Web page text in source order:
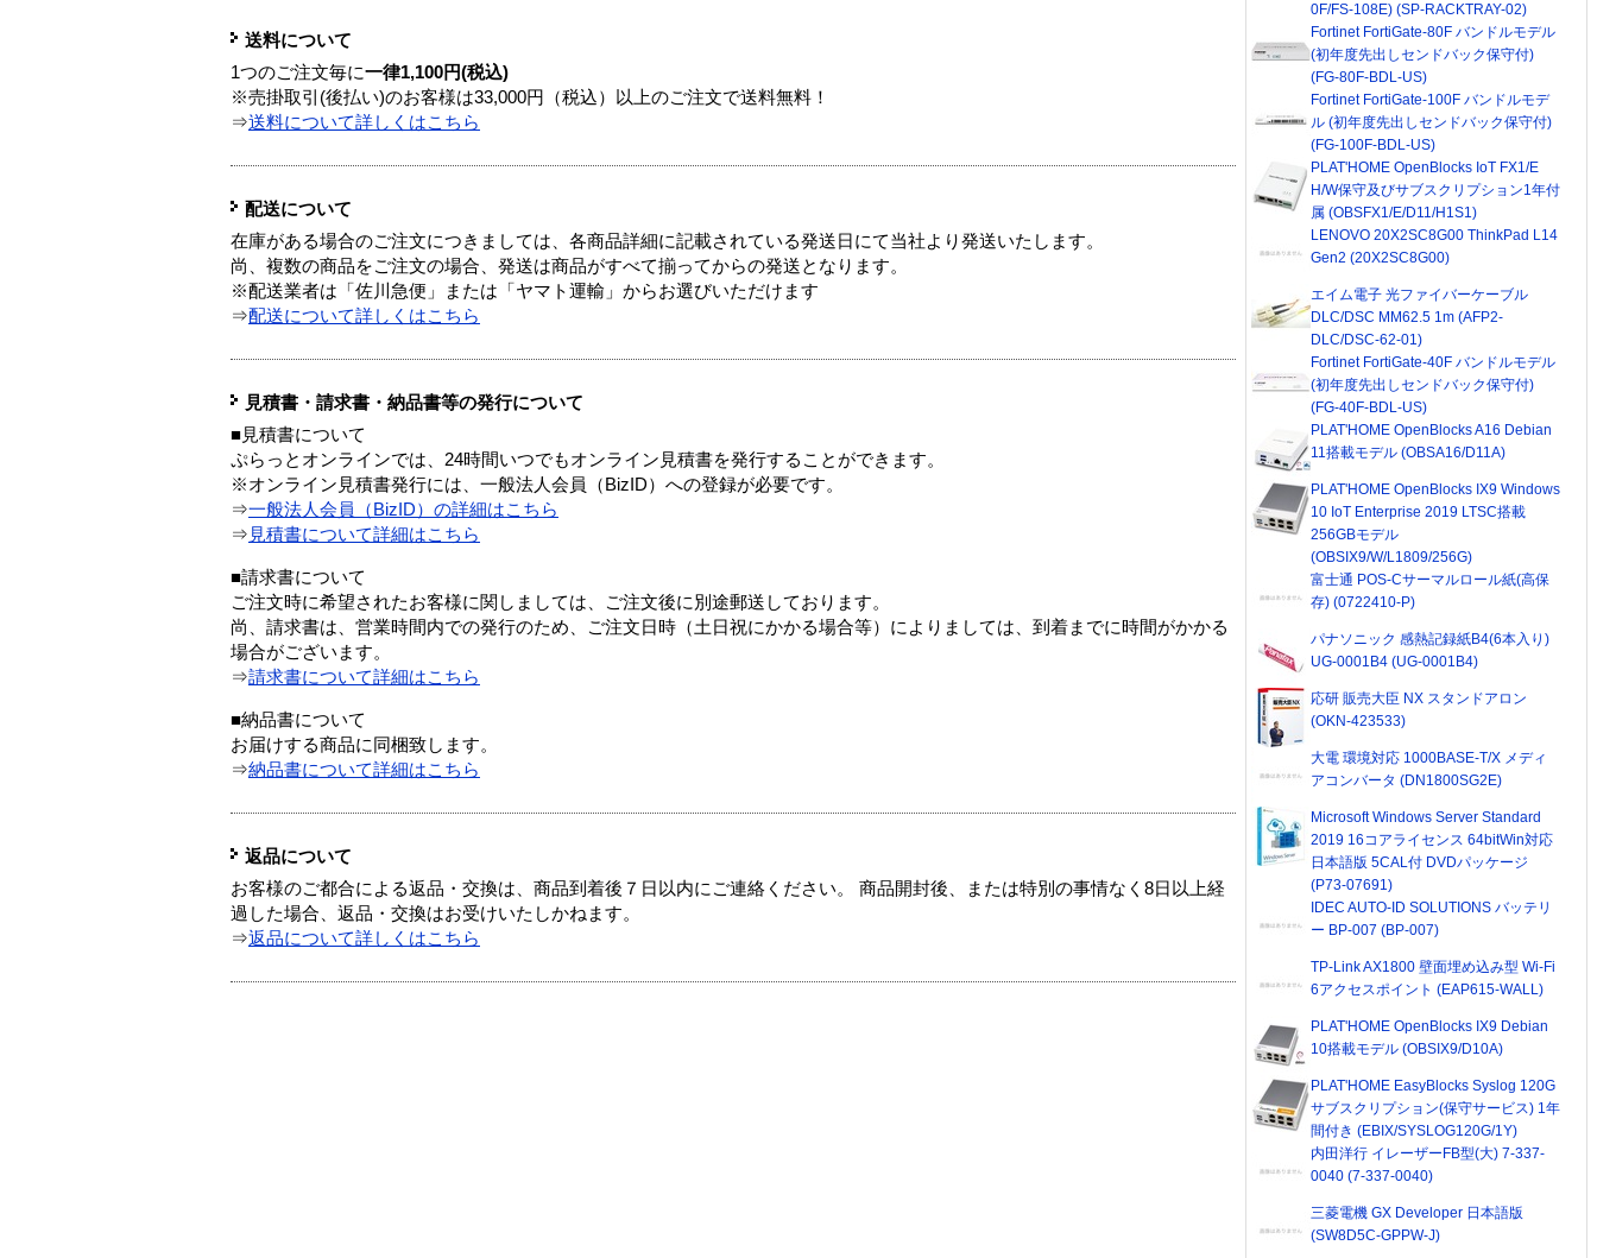
送料について
1つのご注文毎に一律1,100円(税込)
※売掛取引(後払い)のお客様は33,000円（税込）以上のご注文で送料無料！
⇒送料について詳しくはこちら
配送について
在庫がある場合のご注文につきましては、各商品詳細に記載されている発送日にて当社より発送いたします。
尚、複数の商品をご注文の場合、発送は商品がすべて揃ってからの発送となります。
※配送業者は「佐川急便」または「ヤマト運輸」からお選びいただけます
⇒配送について詳しくはこちら
見積書・請求書・納品書等の発行について
■見積書について
ぷらっとオンラインでは、24時間いつでもオンライン見積書を発行することができます。
※オンライン見積書発行には、一般法人会員（BizID）への登録が必要です。
⇒一般法人会員（BizID）の詳細はこちら
⇒ 見積書について詳細はこちら
■請求書について
ご注文時に希望されたお客様に関しましては、ご注文後に別途郵送しております。
尚、請求書は、営業時間内での発行のため、ご注文日時（土日祝にかかる場合等）によりましては、到着までに時間がかかる
場合がございます。
⇒請求書について詳細はこちら
■納品書について
お届けする商品に同梱致します。
⇒納品書について詳細はこちら
返品について
お客様のご都合による返品・交換は、商品到着後７日以内にご連絡ください。 商品開封後、または特別の事情なく8日以上経
過した場合、返品・交換はお受けいたしかねます。
⇒返品について詳しくはこちら
0F/FS-108E) (SP-RACKTRAY-02)
Fortinet FortiGate-80F バンドルモデル
(初年度先出しセンドバック保守付)
(FG-80F-BDL-US)
Fortinet FortiGate-100F バンドルモデ
ル (初年度先出しセンドバック保守付)
(FG-100F-BDL-US)
PLAT'HOME OpenBlocks IoT FX1/E
H/W保守及びサブスクリプション1年付
属 (OBSFX1/E/D11/H1S1)
LENOVO 20X2SC8G00 ThinkPad L14
Gen2 (20X2SC8G00)
エイム電子 光ファイバーケーブル
DLC/DSC MM62.5 1m (AFP2-
DLC/DSC-62-01)
Fortinet FortiGate-40F バンドルモデル
(初年度先出しセンドバック保守付)
(FG-40F-BDL-US)
PLAT'HOME OpenBlocks A16 Debian
11搭載モデル (OBSA16/D11A)
PLAT'HOME OpenBlocks IX9 Windows
10 IoT Enterprise 2019 LTSC搭載
256GBモデル
(OBSIX9/W/L1809/256G)
富士通 POS-Cサーマルロール紙(高保
存) (0722410-P)
パナソニック 感熱記録紙B4(6本入り)
UG-0001B4 (UG-0001B4)
応研 販売大臣 NX スタンドアロン
(OKN-423533)
大電 環境対応 1000BASE-T/X メディ
アコンバータ (DN1800SG2E)
Microsoft Windows Server Standard
2019 16コアライセンス 64bitWin対応
日本語版 5CAL付 DVDパッケージ
(P73-07691)
IDEC AUTO-ID SOLUTIONS バッテリ
ー BP-007 (BP-007)
TP-Link AX1800 壁面埋め込み型 Wi-Fi
6アクセスポイント (EAP615-WALL)
PLAT'HOME OpenBlocks IX9 Debian
10搭載モデル (OBSIX9/D10A)
PLAT'HOME EasyBlocks Syslog 120G
サブスクリプション(保守サービス) 1年
間付き (EBIX/SYSLOG120G/1Y)
内田洋行 イレーザーFB型(大) 7-337-
0040 (7-337-0040)
三菱電機 GX Developer 日本語版
(SW8D5C-GPPW-J)